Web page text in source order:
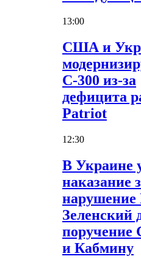
13:00
США и
С-300 из-за
дефицита
Patriot
12:30
В Украине
наказание
Зеленский
и Кабмину